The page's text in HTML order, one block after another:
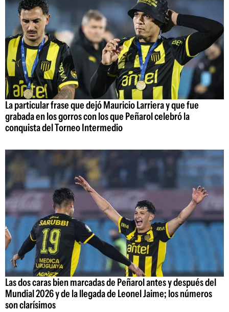
La particular frase que dejó Mauricio Larriera y que fue
grabada en los gorros con los que Peñarol celebró la
conquista del Torneo Intermedio
Las dos caras bien marcadas de Peñarol antes y después del
Mundial 2026 y de la llegada de Leonel Jaime; los números
son clarísimos